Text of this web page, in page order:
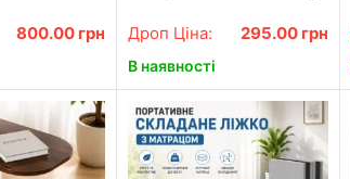
800.00 грн Дроп Ціна: 295.00 грн
В наявності